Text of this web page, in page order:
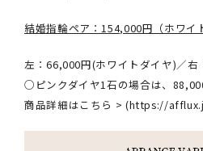
結婚指輪ペア：154,000円（ホワイ
左：66,000円(ホワイトダイヤ)／右
○ピンクダイヤ1石の場合は、
商品詳細はこちら > (https://